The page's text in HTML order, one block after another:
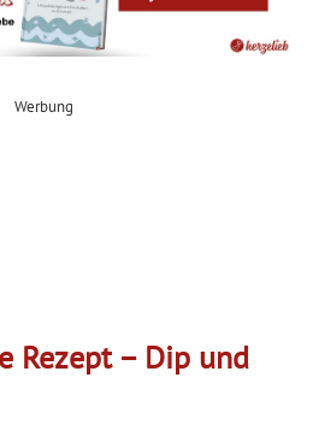
Werbung
Rezept – Dip und